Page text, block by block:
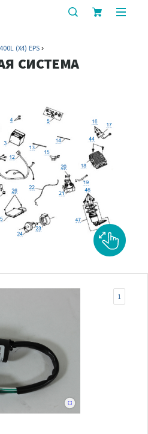
показать
поиска
(X4) EPS
СИСТЕМА
1